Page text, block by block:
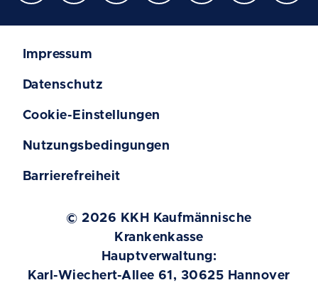
Impressum
Datenschutz
Cookie-Einstellungen
Nutzungsbedingungen
Barrierefreiheit
© 2026 KKH Kaufmännische
Krankenkasse
Hauptverwaltung:
Karl-Wiechert-Allee 61, 30625 Hannover